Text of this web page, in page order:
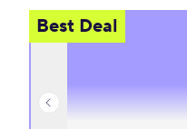
Best Deal